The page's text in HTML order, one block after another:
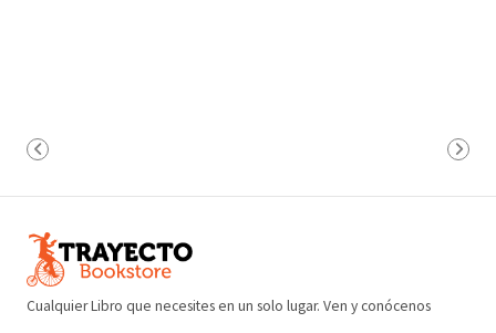
Cualquier Libro que necesites en un solo lugar. Ven y conócenos